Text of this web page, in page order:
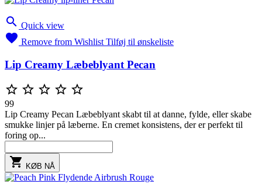
 Quick view
 Remove from Wishlist Tilføj til ønskeliste
Lip Creamy Læbeblyant Pecan
    
99
Lip Creamy Pecan Læbeblyant skabt til at danne, fylde, eller skabe
smukke linjer på læberne. En cremet konsistens, der er perfekt til
foring op...
 KØB NÅ